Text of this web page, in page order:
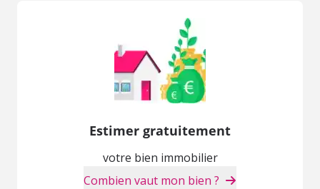
Estimer gratuitement
votre bien immobilier
Combien vaut mon bien ?